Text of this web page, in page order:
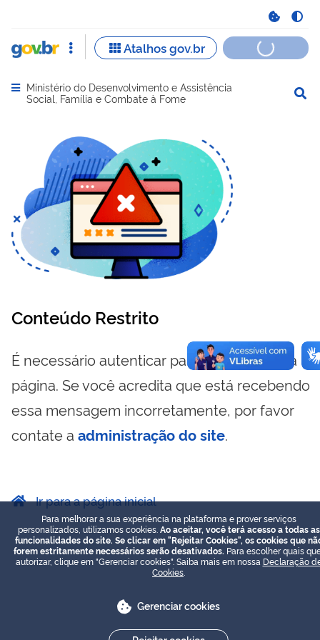
Abrir menu principal de navegação
Ministério do Desenvolvimento e Assistência
Social, Família e Combate à Fome
Conteúdo Restrito
É necessário autenticar para visualizar essa
página. Se você acredita que está recebendo
essa mensagem incorretamente, por favor
contate a administração do site.
Ir para a página inicial
Para melhorar a sua experiência na plataforma e prover serviços
personalizados, utilizamos cookies. Ao aceitar, você terá acesso a todas as
funcionalidades do site. Se clicar em "Rejeitar Cookies", os cookies que
forem estritamente necessários serão desativados. Para escolher quais
autorizar, clique em "Gerenciar cookies". Saiba mais em nossa Declaração
Cookies
Gerenciar cookies